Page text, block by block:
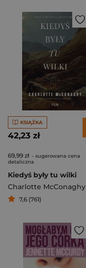
KSIĄŻKA
42,23 zł
69,99 zł - sugerowana cena
detaliczna
Kiedyś były tu wilki
Charlotte McConaghy
7,6 (761)